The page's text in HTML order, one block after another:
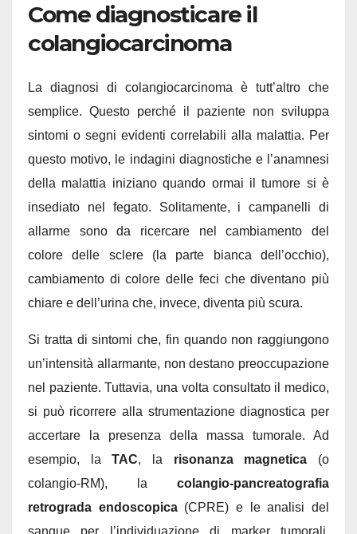
Come diagnosticare il
colangiocarcinoma
La diagnosi di colangiocarcinoma è tutt’altro che
semplice. Questo perché il paziente non sviluppa
sintomi o segni evidenti correlabili alla malattia. Per
questo motivo, le indagini diagnostiche e l’anamnesi
della malattia iniziano quando ormai il tumore si è
insediato nel fegato. Solitamente, i campanelli di
allarme sono da ricercare nel cambiamento del
colore delle sclere (la parte bianca dell’occhio),
cambiamento di colore delle feci che diventano più
chiare e dell’urina che, invece, diventa più scura.
Si tratta di sintomi che, fin quando non raggiungono
un’intensità allarmante, non destano preoccupazione
nel paziente. Tuttavia, una volta consultato il medico,
si può ricorrere alla strumentazione diagnostica per
accertare la presenza della massa tumorale. Ad
esempio, laTAC, la risonanza magnetica (o
colangio-RM), la colangio-pancreatografia
retrograda endoscopica(CPRE) e le analisi del
sangue per l’individuazione di marker tumorali,